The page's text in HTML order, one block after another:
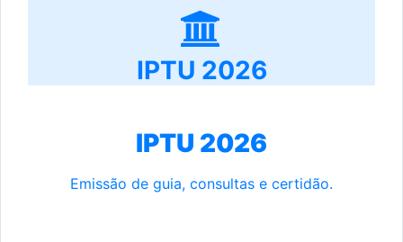
IPTU 2026
IPTU 2026
Emissão de guia, consultas e certidão.